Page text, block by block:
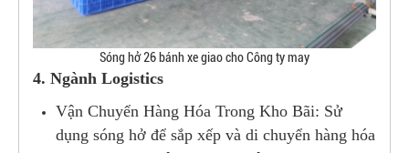
Sóng hở 26 bánh xe giao cho Công ty may
4. Ngành Logistics
Vận Chuyển Hàng Hóa Trong Kho Bãi: Sử
dụng sóng hở để sắp xếp và di chuyển hàng hóa